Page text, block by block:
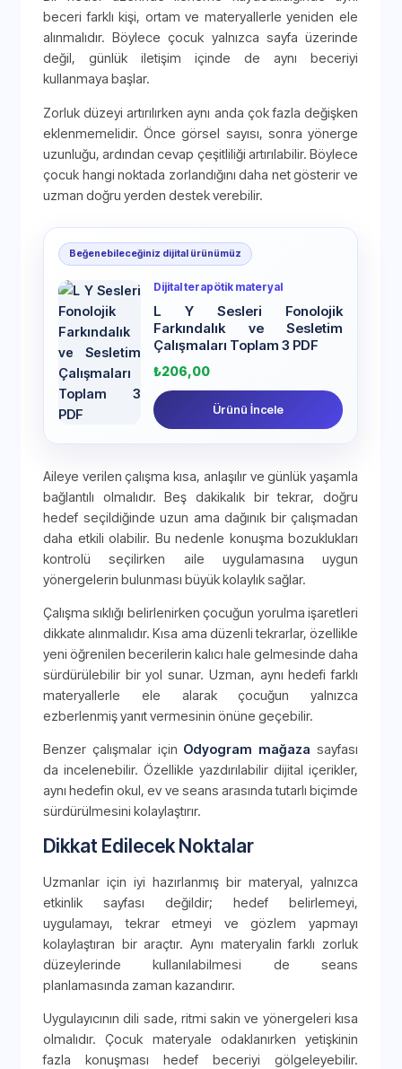
beceri farklı kişi, ortam ve materyallerle yeniden ele
alınmalıdır. Böylece çocuk yalnızca sayfa üzerinde
değil, günlük iletişim içinde de aynı beceriyi
kullanmaya başlar.
Zorluk düzeyi artırılırken aynı anda çok fazla değişken
eklenmemelidir. Önce görsel sayısı, sonra yönerge
uzunluğu, ardından cevap çeşitliliği artırılabilir. Böylece
çocuk hangi noktada zorlandığını daha net gösterir ve
uzman doğru yerden destek verebilir.
Beğenebileceğiniz dijital ürünümüz
Dijital terapötik materyal
L Y Sesleri Fonolojik
Farkındalık ve Sesletim
Çalışmaları Toplam 3 PDF
₺206,00
Ürünü İncele
Aileye verilen çalışma kısa, anlaşılır ve günlük yaşamla
bağlantılı olmalıdır. Beş dakikalık bir tekrar, doğru
hedef seçildiğinde uzun ama dağınık bir çalışmadan
daha etkili olabilir. Bu nedenle konuşma bozuklukları
kontrolü seçilirken aile uygulamasına uygun
yönergelerin bulunması büyük kolaylık sağlar.
Çalışma sıklığı belirlenirken çocuğun yorulma işaretleri
dikkate alınmalıdır. Kısa ama düzenli tekrarlar, özellikle
yeni öğrenilen becerilerin kalıcı hale gelmesinde daha
sürdürülebilir bir yol sunar. Uzman, aynı hedefi farklı
materyallerle ele alarak çocuğun yalnızca
ezberlenmiş yanıt vermesinin önüne geçebilir.
Benzer çalışmalar için Odyogram mağaza sayfası
da incelenebilir. Özellikle yazdırılabilir dijital içerikler,
aynı hedefin okul, ev ve seans arasında tutarlı biçimde
sürdürülmesini kolaylaştırır.
Dikkat Edilecek Noktalar
Uzmanlar için iyi hazırlanmış bir materyal, yalnızca
etkinlik sayfası değildir; hedef belirlemeyi,
uygulamayı, tekrar etmeyi ve gözlem yapmayı
kolaylaştıran bir araçtır. Aynı materyalin farklı zorluk
düzeylerinde kullanılabilmesi de seans
planlamasında zaman kazandırır.
Uygulayıcının dili sade, ritmi sakin ve yönergeleri kısa
olmalıdır. Çocuk materyale odaklanırken yetişkinin
fazla konuşması hedef beceriyi gölgeleyebilir.